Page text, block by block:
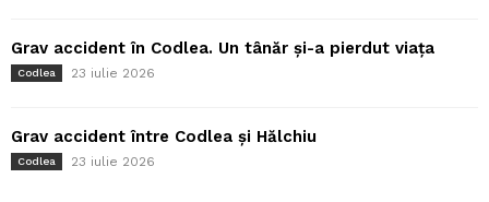
Grav accident în Codlea. Un tânăr și-a pierdut viața
Codlea 23 iulie 2026
Grav accident între Codlea și Hălchiu
Codlea 23 iulie 2026